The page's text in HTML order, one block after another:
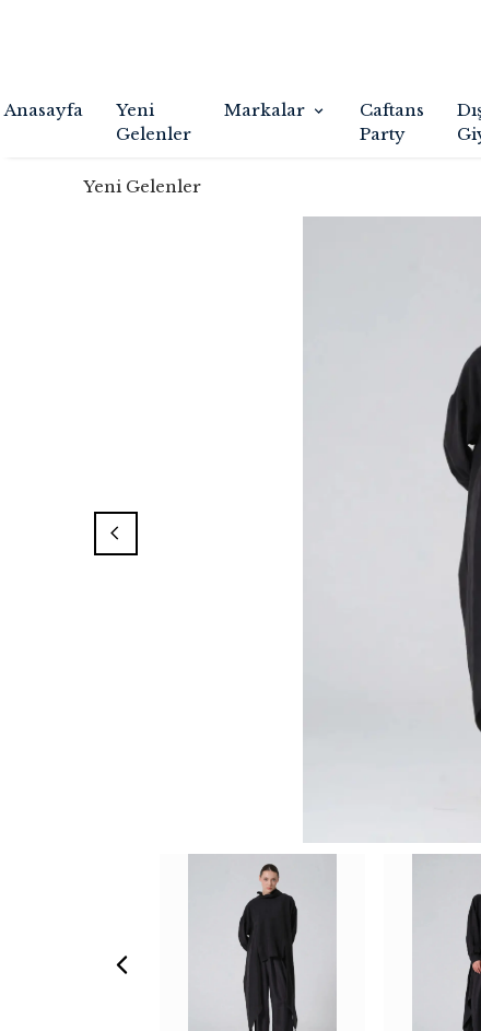
Anasayfa
Yeni
Gelenler
Markalar
Caftans
Party
Yeni Gelenler